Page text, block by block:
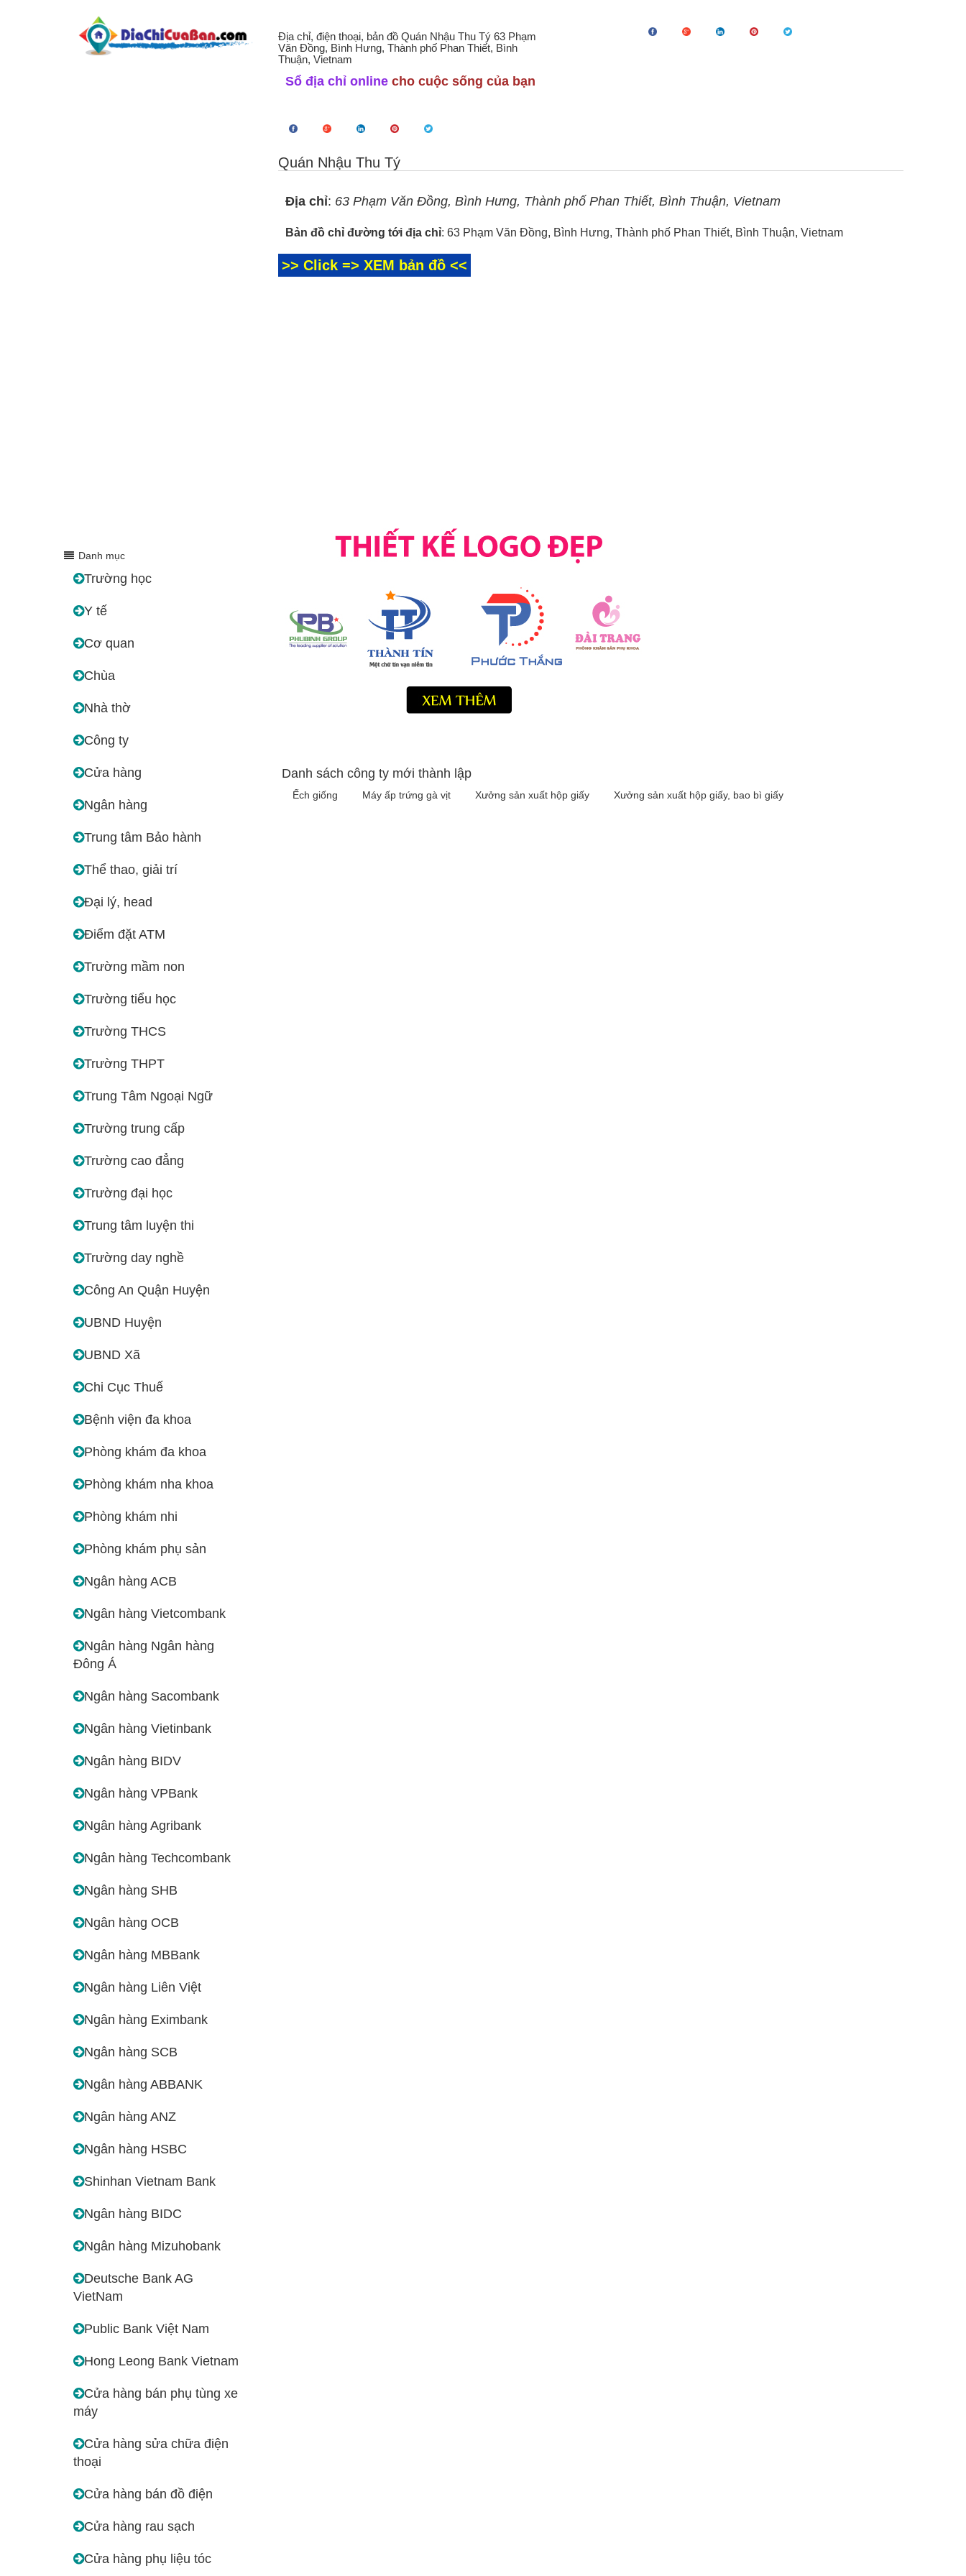
Địa chỉ, điện thoại, bản đồ Quán Nhậu Thu Tý 63 Phạm
Văn Đồng, Bình Hưng, Thành phố Phan Thiết, Bình
Thuận, Vietnam
Sổ địa chỉ online cho cuộc sống của bạn
Quán Nhậu Thu Tý
Địa chỉ: 63 Phạm Văn Đồng, Bình Hưng, Thành phố Phan Thiết, Bình Thuận, Vietnam
Bản đồ chỉ đường tới địa chỉ: 63 Phạm Văn Đồng, Bình Hưng, Thành phố Phan Thiết, Bình Thuận, Vietnam
>> Click => XEM bản đồ <<
Danh sách công ty mới thành lập
Ếch giống Máy ấp trứng gà vịt Xưởng sản xuất hộp giấy Xưởng sản xuất hộp giấy, bao bì giấy
Danh mục
Trường học
Y tế
Cơ quan
Chùa
Nhà thờ
Công ty
Cửa hàng
Ngân hàng
Trung tâm Bảo hành
Thể thao, giải trí
Đại lý, head
Điểm đặt ATM
Trường mầm non
Trường tiểu học
Trường THCS
Trường THPT
Trung Tâm Ngoại Ngữ
Trường trung cấp
Trường cao đẳng
Trường đại học
Trung tâm luyện thi
Trường day nghề
Công An Quận Huyện
UBND Huyện
UBND Xã
Chi Cục Thuế
Bệnh viện đa khoa
Phòng khám đa khoa
Phòng khám nha khoa
Phòng khám nhi
Phòng khám phụ sản
Ngân hàng ACB
Ngân hàng Vietcombank
Ngân hàng Ngân hàng
Đông Á
Ngân hàng Sacombank
Ngân hàng Vietinbank
Ngân hàng BIDV
Ngân hàng VPBank
Ngân hàng Agribank
Ngân hàng Techcombank
Ngân hàng SHB
Ngân hàng OCB
Ngân hàng MBBank
Ngân hàng Liên Việt
Ngân hàng Eximbank
Ngân hàng SCB
Ngân hàng ABBANK
Ngân hàng ANZ
Ngân hàng HSBC
Shinhan Vietnam Bank
Ngân hàng BIDC
Ngân hàng Mizuhobank
Deutsche Bank AG
VietNam
Public Bank Việt Nam
Hong Leong Bank Vietnam
Cửa hàng bán phụ tùng xe
máy
Cửa hàng sửa chữa điện
thoại
Cửa hàng bán đồ điện
Cửa hàng rau sạch
Cửa hàng phụ liệu tóc